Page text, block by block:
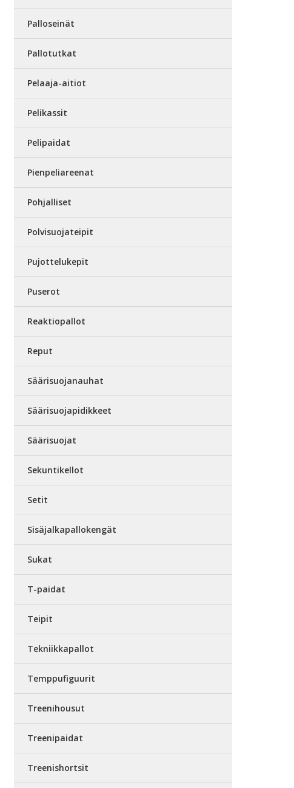
Palloseinät
Pallotutkat
Pelaaja-aitiot
Pelikassit
Pelipaidat
Pienpeliareenat
Pohjalliset
Polvisuojateipit
Pujottelukepit
Puserot
Reaktiopallot
Reput
Säärisuojanauhat
Säärisuojapidikkeet
Säärisuojat
Sekuntikellot
Setit
Sisäjalkapallokengät
Sukat
T-paidat
Teipit
Tekniikkapallot
Temppufiguurit
Treenihousut
Treenipaidat
Treenishortsit